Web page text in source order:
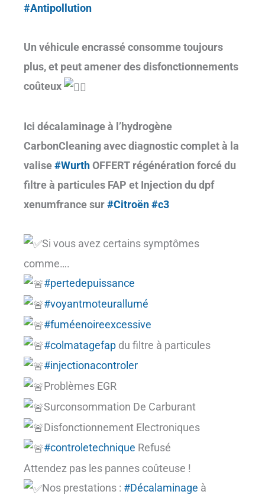
#Antipollution
Un véhicule encrassé consomme toujours
plus, et peut amener des disfonctionnements
coûteux
Ici décalaminage à l’hydrogène
CarbonCleaning avec diagnostic complet à la
valise#WurthOFFERT régénération forcé du
filtre à particules FAP et Injection du dpf
xenumfrance sur#Citroën#c3
Si vous avez certains symptômes
comme….
#pertedepuissance
#voyantmoteurallumé
#fuméenoireexcessive
#colmatagefap du filtre à particules
#injectionacontroler
Problèmes EGR
Surconsommation De Carburant
Disfonctionnement Electroniques
#controletechnique Refusé
Attendez pas les pannes coûteuse !
Nos prestations : #Décalaminage à